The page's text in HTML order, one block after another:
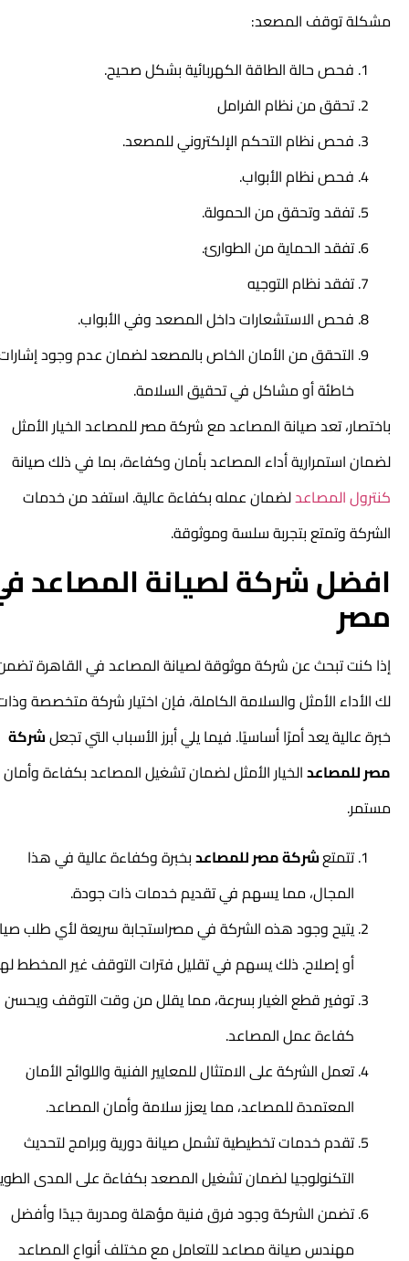
مشكلة توقف المصعد:
فحص حالة الطاقة الكهربائية بشكل صحيح.
تحقق من نظام الفرامل
فحص نظام التحكم الإلكتروني للمصعد.
فحص نظام الأبواب.
تفقد وتحقق من الحمولة.
تفقد الحماية من الطوارئ.
تفقد نظام التوجيه
فحص الاستشعارات داخل المصعد وفي الأبواب.
التحقق من الأمان الخاص بالمصعد لضمان عدم وجود إشارات
خاطئة أو مشاكل في تحقيق السلامة.
باختصار، تعد صيانة المصاعد مع شركة مصر للمصاعد الخيار الأمثل
لضمان استمرارية أداء المصاعد بأمان وكفاءة، بما في ذلك صيانة
كنترول المصاعدلضمان عمله بكفاءة عالية. استفد من خدمات
الشركة وتمتع بتجربة سلسة وموثوقة.
افضل شركة لصيانة المصاعد في
مصر
إذا كنت تبحث عن شركة موثوقة لصيانة المصاعد في القاهرة تضمن
لك الأداء الأمثل والسلامة الكاملة، فإن اختيار شركة متخصصة وذات
خبرة عالية يعد أمرًا أساسيًا. فيما يلي أبرز الأسباب التي تجعلشركة
مصر للمصاعدالخيار الأمثل لضمان تشغيل المصاعد بكفاءة وأمان
مستمر.
تتمتعشركة مصر للمصاعدبخبرة وكفاءة عالية في هذا
المجال، مما يسهم في تقديم خدمات ذات جودة.
يتيح وجود هذه الشركة في مصراستجابة سريعة لأي طلب صيانة
أو إصلاح. ذلك يسهم في تقليل فترات التوقف غير المخطط لها.
توفير قطع الغيار بسرعة، مما يقلل من وقت التوقف ويحسن
كفاءة عمل المصاعد.
تعمل الشركة على الامتثال للمعايير الفنية واللوائح الأمان
المعتمدة للمصاعد، مما يعزز سلامة وأمان المصاعد.
تقدم خدمات تخطيطية تشمل صيانة دورية وبرامج لتحديث
التكنولوجيا لضمان تشغيل المصعد بكفاءة على المدى الطويل.
تضمن الشركة وجود فرق فنية مؤهلة ومدربة جيدًا وأفضل
مهندس صيانة مصاعد للتعامل مع مختلف أنواع المصاعد